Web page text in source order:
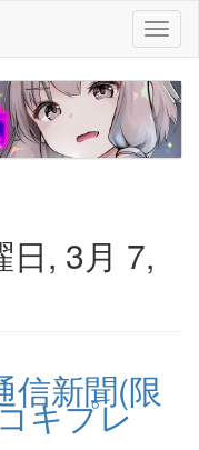
日, 3月 7,
新聞(限
キプレ